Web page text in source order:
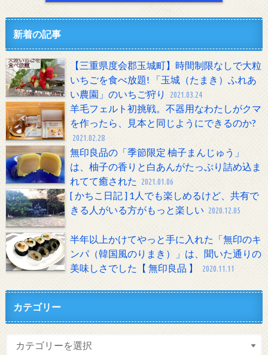
新着の記事
【三重県度会郡玉城町】時間制限なしで大粒
いちごを食べ放題! 「玉城（たまき）ふれあ
い農園」のいちご狩り
2021.03.24
羊毛フェルト初挑戦。不器用なわたしがクマ
を作ったら、見本と同じようにできるのか?
2021.02.28
無印良品の「季節限定 柚子まんじゅう」
は、柚子の香りと白あんがたっぷり詰め込ま
れてて癒された
2021.01.06
[ かちこ日記 ] 1人でも楽しめるけど、共有で
きる人がいる方がもっと楽しい 2020.12.05
半年以上かけてやっと手に入れた「無印のキ
ンパ（韓国風のりまき）」は、聞いた通りの
美味しさでした【 無印良品 】
2020.11.11
カテゴリー